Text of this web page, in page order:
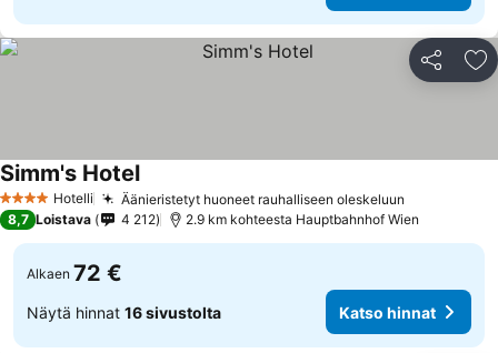
Jaa
4 Tähtiluokitus
Hotelli Äänieristetyt huoneet rauhalliseen oleskeluun
Simm's Hotel
8,7 Loistava 4 212 2.9 km kohteesta Hauptbahnhof Wien
Alkaen 72 €
Näytä hinnat 16 sivustolta Katso hinnat